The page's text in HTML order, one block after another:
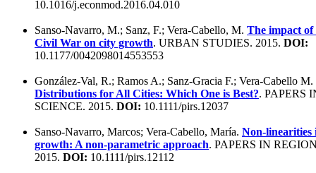
10.1016/j.econmod.2016.04.010
Sanso-Navarro, M.; Sanz, F.; Vera-Cabello, M. The impact
Civil War on city growth. URBAN STUDIES. 2015. DOI:
10.1177/0042098014553553
González-Val, R.; Ramos A.; Sanz-Gracia F.; Vera-Cabello M.
Distributions for All Cities: Which One is Best?. PAPERS
SCIENCE. 2015. DOI: 10.1111/pirs.12037
Sanso-Navarro, Marcos; Vera-Cabello, María. Non-linearities
growth: A non-parametric approach. PAPERS IN
2015. DOI: 10.1111/pirs.12112